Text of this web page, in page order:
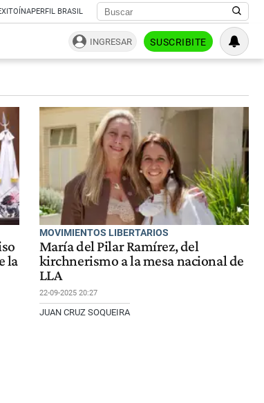
PERFIL BRASIL
INGRESAR SUSCRIBITE
la
MOVIMIENTOS LIBERTARIOS
María del Pilar Ramírez, del
kirchnerismo a la mesa nacional de
LLA
22-09-2025 20:27
JUAN CRUZ SOQUEIRA